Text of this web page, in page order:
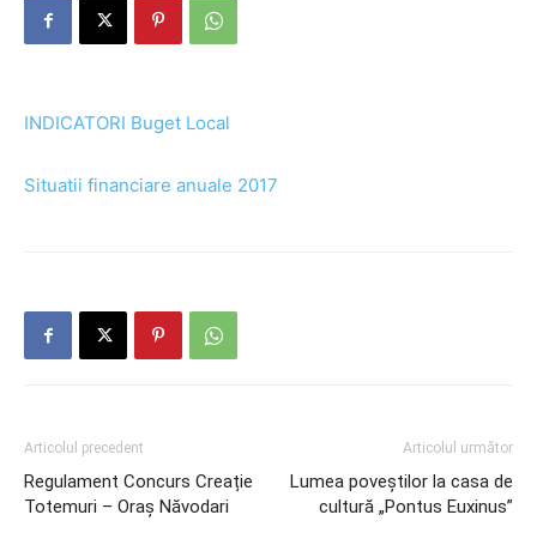
INDICATORI Buget Local
Situatii financiare anuale 2017
Articolul precedent
Regulament Concurs Creație
Totemuri – Oraș Năvodari
Articolul următor
Lumea poveștilor la casa de
cultură „Pontus Euxinus”